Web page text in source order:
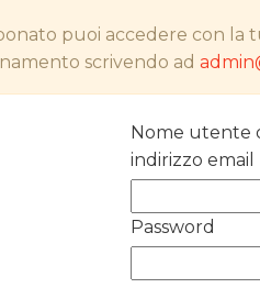
puoi accedere con
scrivendo ad
Nome utente
indirizzo email
Password